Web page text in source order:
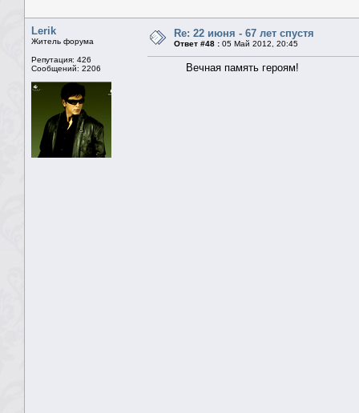
Lerik
Житель форума
Репутация: 426
Сообщений: 2206
Re: 22 июня - 67 лет спустя
Ответ #48 : 05 Май 2012, 20:45
Вечная память героям!